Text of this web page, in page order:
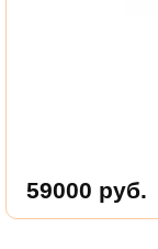
59000 руб.